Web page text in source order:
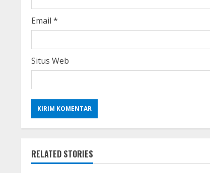
n
g
Email *
Situs Web
RELATED STORIES